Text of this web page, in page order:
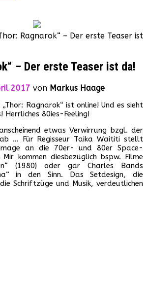
Ragnarok“ – Der erste Teaser ist
– Der erste Teaser ist da!
2017 von Markus Haage
Ragnarok“ ist online! Und es sieht
Herrliches 80ies-Feeling!
etwas Verwirrung bzgl. der
… Für Regisseur Taika Waititi stellt
an die 70er- und 80er Space-
kommen diesbezüglich bspw. Filme
(1980) oder gar Charles Bands
in den Sinn. Das Setdesign, die
Schriftzüge und Musik, verdeutlichen